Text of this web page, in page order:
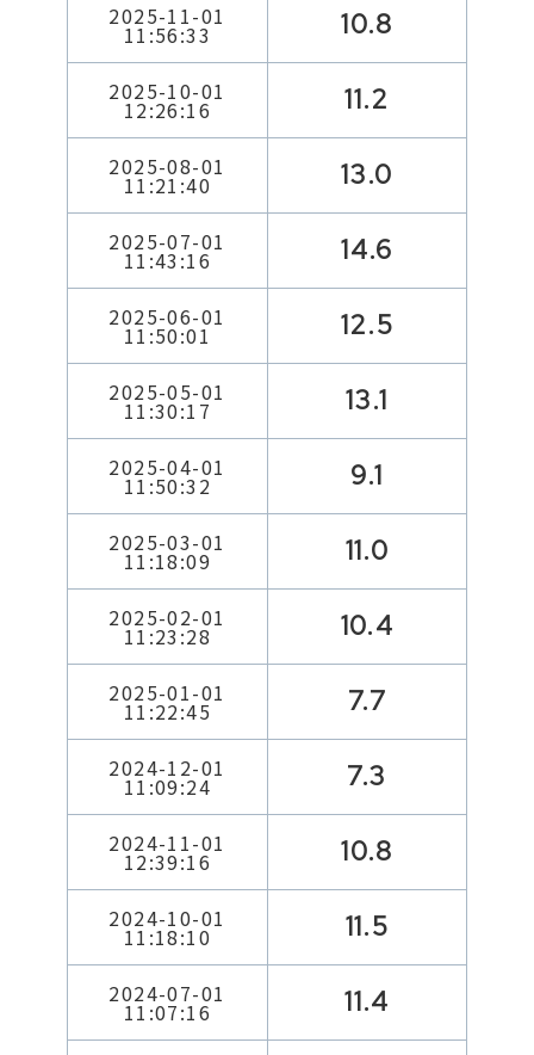
2025-11-01
11:56:33 10.8
2025-10-01
12:26:16 11.2
2025-08-01
11:21:40 13.0
2025-07-01
11:43:16 14.6
2025-06-01
11:50:01 12.5
2025-05-01
11:30:17 13.1
2025-04-01
11:50:32 9.1
2025-03-01
11:18:09 11.0
2025-02-01
11:23:28 10.4
2025-01-01
11:22:45 7.7
2024-12-01
11:09:24 7.3
2024-11-01
12:39:16 10.8
2024-10-01
11:18:10 11.5
2024-07-01
11:07:16 11.4